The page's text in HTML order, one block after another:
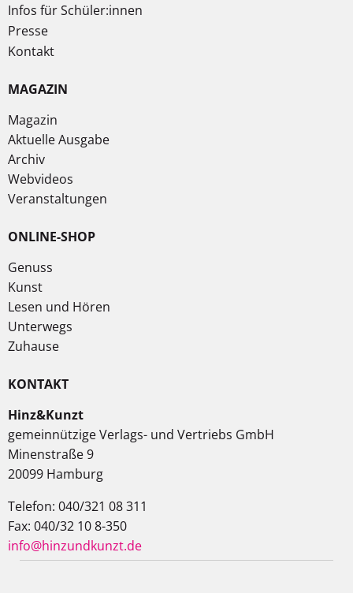
Infos für Schüler:innen
Presse
Kontakt
MAGAZIN
Magazin
Aktuelle Ausgabe
Archiv
Webvideos
Veranstaltungen
ONLINE-SHOP
Genuss
Kunst
Lesen und Hören
Unterwegs
Zuhause
KONTAKT
Hinz&Kunzt
gemeinnützige Verlags- und Vertriebs GmbH
Minenstraße 9
20099 Hamburg
Telefon: 040/321 08 311
Fax: 040/32 10 8-350
info@hinzundkunzt.de